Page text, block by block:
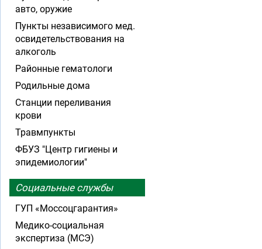
авто, оружие
Пункты независимого мед.
освидетельствования на
алкоголь
Районные гематологи
Родильные дома
Станции переливания
крови
Травмпункты
ФБУЗ "Центр гигиены и
эпидемиологии"
Социальные службы
ГУП «Моссоцгарантия»
Медико-социальная
экспертиза (МСЭ)